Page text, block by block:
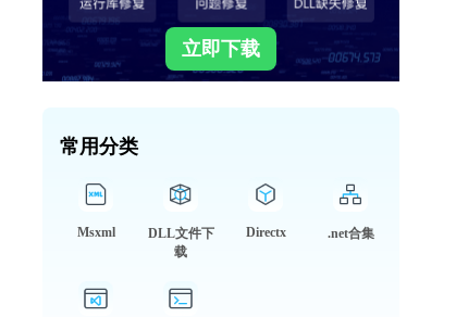
立即下载
常用分类
Msxml
DLL文件下
载
Directx .net合集